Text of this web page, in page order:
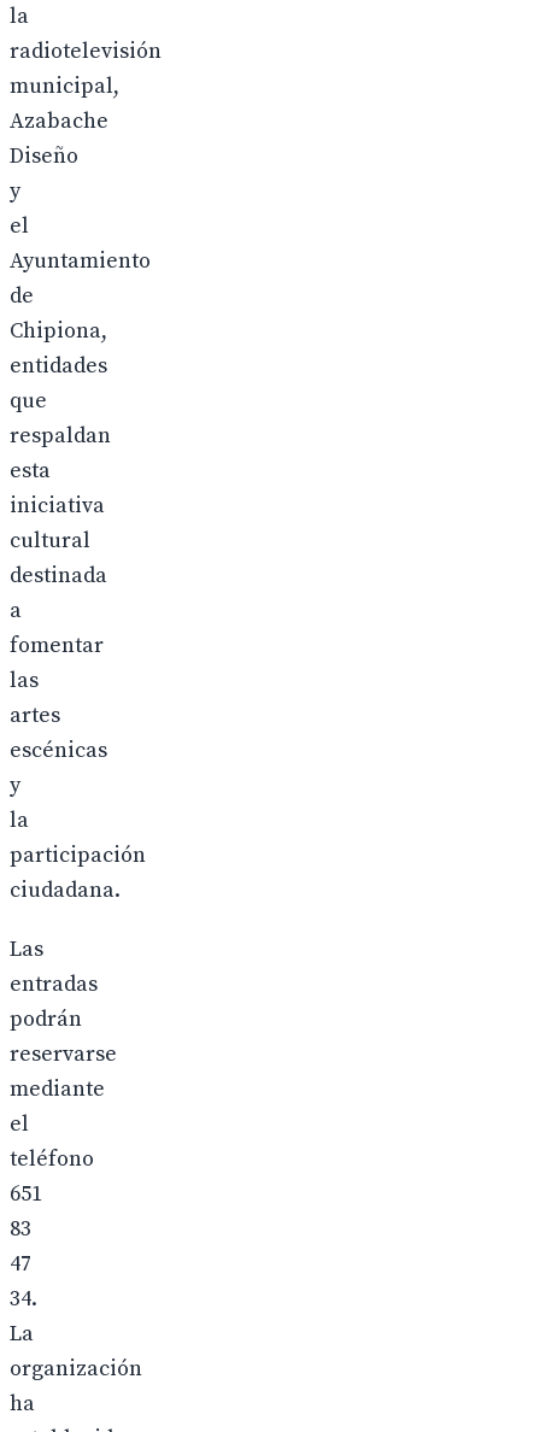
la
radiotelevisión
municipal,
Azabache
Diseño
y
el
Ayuntamiento
de
Chipiona,
entidades
que
respaldan
esta
iniciativa
cultural
destinada
a
fomentar
las
artes
escénicas
y
la
participación
ciudadana.
Las
entradas
podrán
reservarse
mediante
el
teléfono
651
83
47
34.
La
organización
ha